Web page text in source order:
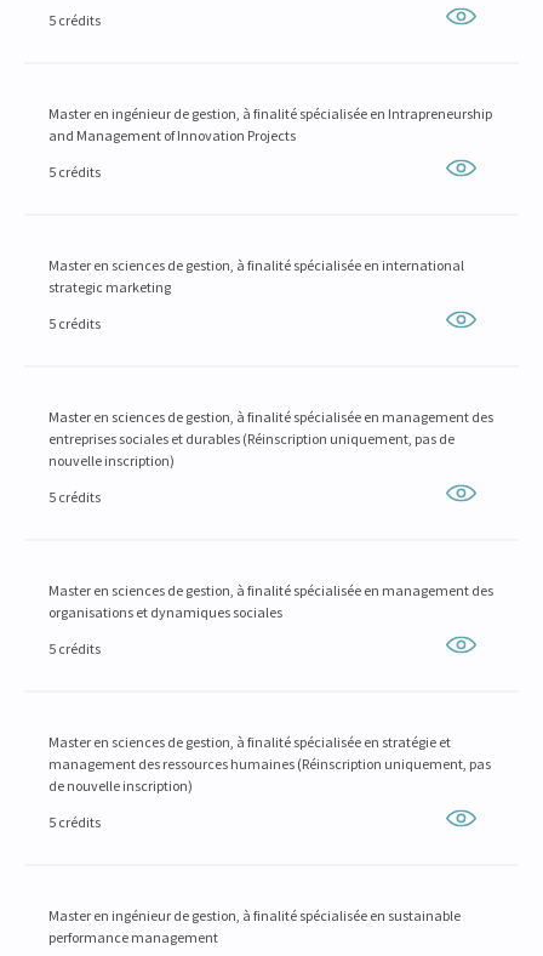
5 crédits
Master en ingénieur de gestion, à finalité spécialisée en Intrapreneurship
and Management of Innovation Projects
5 crédits
Master en sciences de gestion, à finalité spécialisée en international
strategic marketing
5 crédits
Master en sciences de gestion, à finalité spécialisée en management des
entreprises sociales et durables (Réinscription uniquement, pas de
nouvelle inscription)
5 crédits
Master en sciences de gestion, à finalité spécialisée en management des
organisations et dynamiques sociales
5 crédits
Master en sciences de gestion, à finalité spécialisée en stratégie et
management des ressources humaines (Réinscription uniquement, pas
de nouvelle inscription)
5 crédits
Master en ingénieur de gestion, à finalité spécialisée en sustainable
performance management